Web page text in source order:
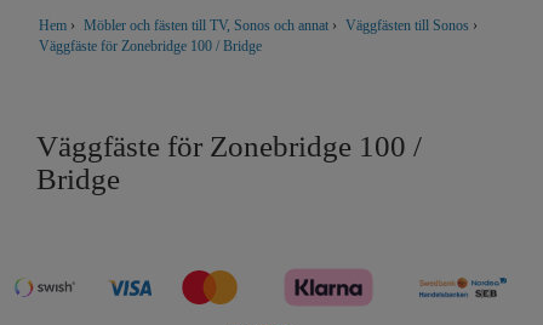
Hem › Möbler och fästen till TV, Sonos och annat › Väggfästen till Sonos ›
Väggfäste för Zonebridge 100 / Bridge
Väggfäste för Zonebridge 100 /
Bridge